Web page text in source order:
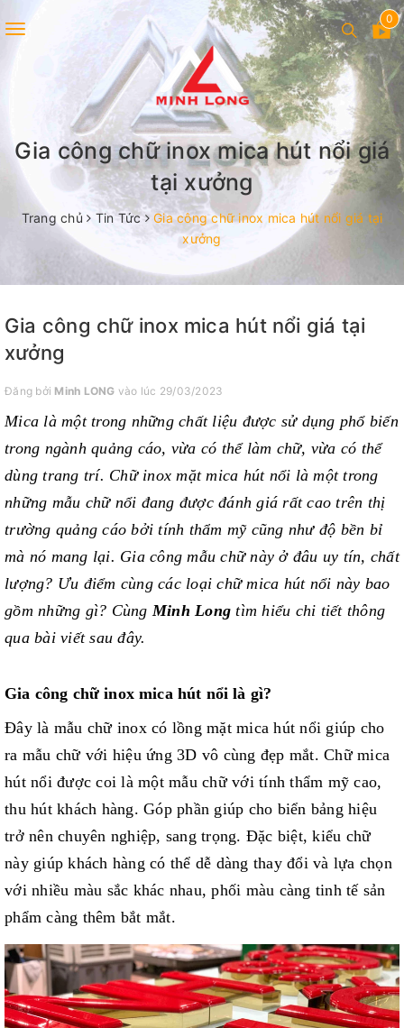
Toggle
0
Gia công chữ inox mica hút nổi giá
tại xưởng
Trang chủ Tin Tức
Gia công chữ inox mica hút nổi giá tại
xưởng
Gia công chữ inox mica hút nổi giá tại
xưởng
Đăng bởi Minh LONG vào lúc 29/03/2023
Mica là một trong những chất liệu được sử dụng phổ biến
trong ngành quảng cáo, vừa có thể làm chữ, vừa có thể
dùng trang trí. Chữ inox mặt mica hút nổi là một trong
những mẫu chữ nổi đang được đánh giá rất cao trên thị
trường quảng cáo bởi tính thẩm mỹ cũng như độ bền bỉ
mà nó mang lại. Gia công mẫu chữ này ở đâu uy tín, chất
lượng? Ưu điểm cùng các loại chữ mica hút nổi này bao
gồm những gì? CùngMinh Long tìm hiểu chi tiết thông
qua bài viết sau đây.
Gia công chữ inox mica hút nổi là gì?
Đây là mẫu chữ inox có lồng mặt mica hút nổi giúp cho
ra mẫu chữ với hiệu ứng 3D vô cùng đẹp mắt. Chữ mica
hút nổi được coi là một mẫu chữ với tính thẩm mỹ cao,
thu hút khách hàng. Góp phần giúp cho biển bảng hiệu
trở nên chuyên nghiệp, sang trọng. Đặc biệt, kiểu chữ
này giúp khách hàng có thể dễ dàng thay đổi và lựa chọn
với nhiều màu sắc khác nhau, phối màu càng tinh tế sản
phẩm càng thêm bắt mắt.